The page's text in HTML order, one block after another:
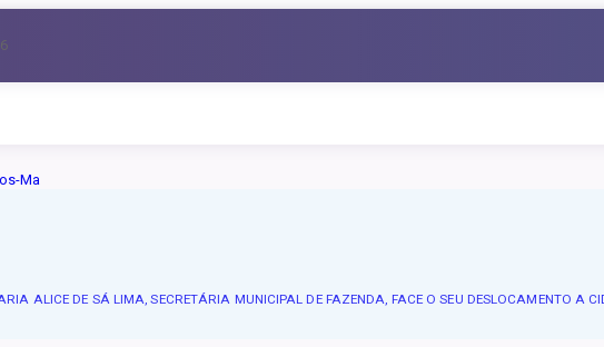
ALICE DE SÁ LIMA, SECRETÁRIA MUNICIPAL DE FAZENDA, FACE O SEU DESLOCAMENTO A